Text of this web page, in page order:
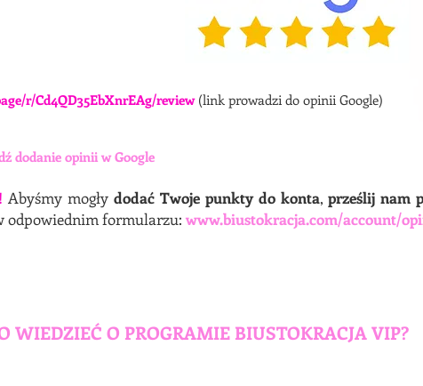
r/Cd4QD35EbXnrEAg/review (link prowadzi do opinii Google)
dodanie opinii w Google
Abyśmy mogły dodać Twoje punkty do konta,prześlij nam
odpowiednim formularzu: www.biustokracja.com/account/
WIEDZIEĆ O PROGRAMIE BIUSTOKRACJA VIP?